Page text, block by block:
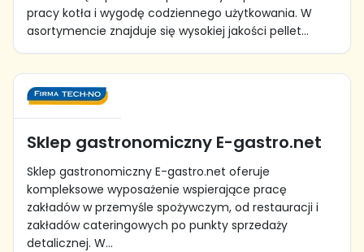
pracy kotła i wygodę codziennego użytkowania. W
asortymencie znajduje się wysokiej jakości pellet...
Sklep gastronomiczny E-gastro.net
Sklep gastronomiczny E-gastro.net oferuje
kompleksowe wyposażenie wspierające pracę
zakładów w przemyśle spożywczym, od restauracji i
zakładów cateringowych po punkty sprzedaży
detalicznej. W...